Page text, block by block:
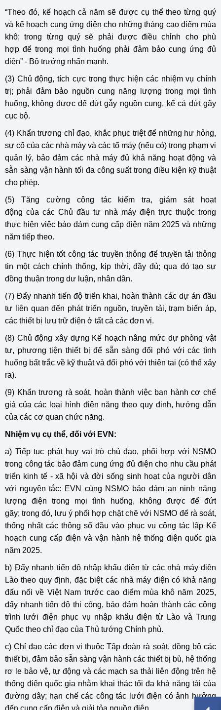
“Theo đó, kế hoạch cả năm sẽ được cụ thể theo từng quý
và kế hoạch cung ứng điện cho những tháng cao điểm mùa
khô; trong từng quý sẽ phải được điều chỉnh cho phù
hợp để trong mọi tình huống phải đảm bảo cung ứng đủ
điện” - Bộ trưởng nhấn mạnh.
(3) Chủ động, tích cực trong thực hiện các nhiệm vụ chính
trị; phải đảm bảo nguồn cung năng lượng trong mọi tình
huống, không được để đứt gẫy nguồn cung, kể cả đứt gãy
cục bộ.
(4) Khẩn trương chỉ đạo, khắc phục triệt để những hư hỏng,
sự cố của các nhà máy và các tổ máy (nếu có) trong phạm vi
quản lý, bảo đảm các nhà máy đủ khả năng hoạt động và
sẵn sàng vận hành tối đa công suất trong điều kiện kỹ thuật
cho phép.
(5) Tăng cường công tác kiểm tra, giám sát hoạt
động của các Chủ đầu tư nhà máy điện trực thuộc trong
thực hiện việc bảo đảm cung cấp điện năm 2025 và những
năm tiếp theo.
(6) Thực hiện tốt công tác truyền thông để truyền tải thông
tin một cách chính thống, kịp thời, đầy đủ; qua đó tạo sự
đồng thuận trong dư luận, nhân dân.
(7) Đẩy nhanh tiến độ triển khai, hoàn thành các dự án đầu
tư liên quan đến phát triển nguồn, truyền tải, trạm biến áp,
các thiết bị lưu trữ điện ở tất cả các đơn vị.
(8) Chủ động xây dựng Kế hoạch nâng mức dự phòng vật
tư, phương tiện thiết bị để sẵn sàng đối phó với các tình
huống bất trắc về kỹ thuật và đối phó với thiên tai (có thể xảy
ra).
(9) Khẩn trương rà soát, hoàn thành việc ban hành cơ chế
giá của các loại hình điện năng theo quy định, hướng dẫn
của các cơ quan chức năng.
Nhiệm vụ cụ thể, đối với EVN:
a) Tiếp tục phát huy vai trò chủ đạo, phối hợp với NSMO
trong công tác bảo đảm cung ứng đủ điện cho nhu cầu phát
triển kinh tế - xã hội và đời sống sinh hoạt của người dân
với nguyên tắc: EVN cùng NSMO bảo đảm an ninh năng
lượng điện trong mọi tình huống, không được để đứt
gãy; trong đó, lưu ý phối hợp chặt chẽ với NSMO để rà soát,
thống nhất các thông số đầu vào phục vụ công tác lập Kế
hoạch cung cấp điện và vận hành hệ thống điện quốc gia
năm 2025.
b) Đẩy nhanh tiến độ nhập khẩu điện từ các nhà máy điện
Lào theo quy định, đặc biệt các nhà máy điện có khả năng
đấu nối về Việt Nam trước cao điểm mùa khô năm 2025,
đẩy nhanh tiến độ thi công, bảo đảm hoàn thành các công
trình lưới điện phục vụ nhập khẩu điện từ Lào và Trung
Quốc theo chỉ đạo của Thủ tướng Chính phủ.
c) Chỉ đạo các đơn vị thuộc Tập đoàn rà soát, đồng bộ các
thiết bị, đảm bảo sẵn sàng vận hành các thiết bị bù, hệ thống
rơ le bảo vệ, tự động và các mạch sa thải liên động trên hệ
thống điện quốc gia nhằm khai thác tối đa khả năng tải của
đường dây; hạn chế các công tác lưới điện có ảnh hưởng